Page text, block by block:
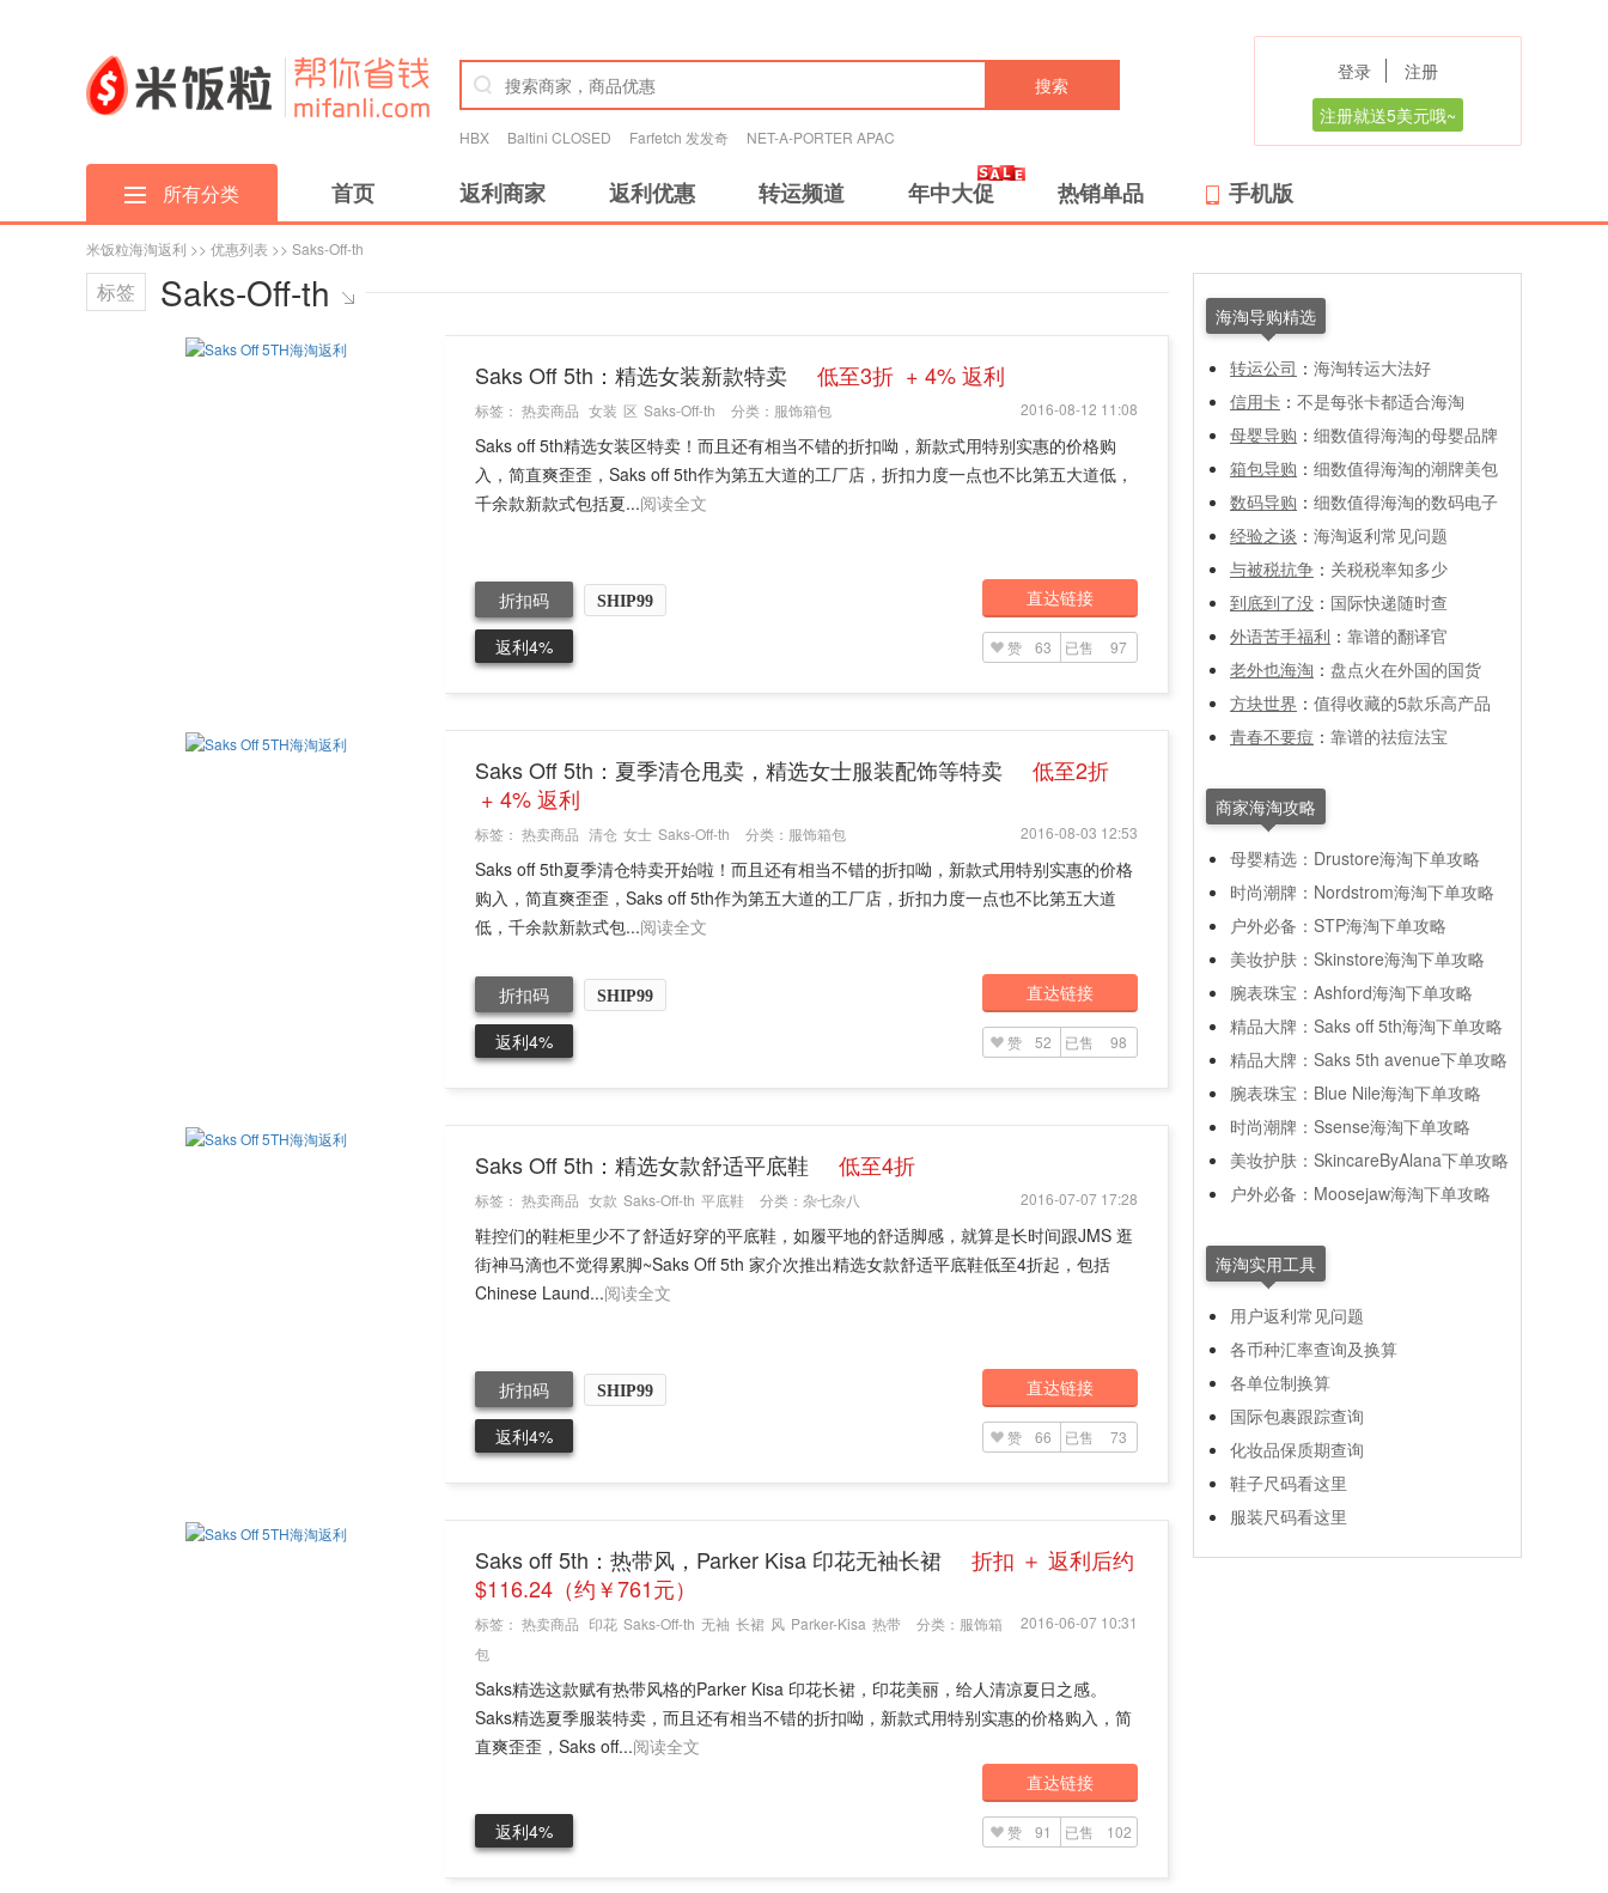
搜索
HBX Baltini CLOSED Farfetch 发发奇 NET-A-PORTER APAC
登录
注册
注册就送5美元哦~
所有分类 首页 返利商家 返利优惠 转运频道 年中大促 热销单品 手机版
米饭粒海淘返利 >> 优惠列表 >> Saks-Off-th
标签 Saks-Off-th
Saks Off 5th：精选女装新款特卖 低至3折 + 4% 返利
2016-08-12 11:08
标签： 热卖商品 女装 区 Saks-Off-th 分类： 服饰箱包
Saks off 5th精选女装区特卖！而且还有相当不错的折扣呦，新款式用特别实惠的价格购
入，简直爽歪歪，Saks off 5th作为第五大道的工厂店，折扣力度一点也不比第五大道低，
千余款新款式包括夏...阅读全文
折扣码 SHIP99
返利4%
直达链接
赞 63 已售 97
Saks Off 5th：夏季清仓甩卖，精选女士服装配饰等特卖
低至2折
+ 4% 返利
2016-08-03 12:53
标签： 热卖商品 清仓 女士 Saks-Off-th 分类： 服饰箱包
Saks off 5th夏季清仓特卖开始啦！而且还有相当不错的折扣呦，新款式用特别实惠的价格
购入，简直爽歪歪，Saks off 5th作为第五大道的工厂店，折扣力度一点也不比第五大道
低，千余款新款式包...阅读全文
折扣码 SHIP99
返利4%
直达链接
赞 52 已售 98
Saks Off 5th：精选女款舒适平底鞋 低至4折
2016-07-07 17:28
标签： 热卖商品 女款 Saks-Off-th 平底鞋 分类： 杂七杂八
鞋控们的鞋柜里少不了舒适好穿的平底鞋，如履平地的舒适脚感，就算是长时间跟JMS 逛
街神马滴也不觉得累脚~Saks Off 5th 家介次推出精选女款舒适平底鞋低至4折起，包括
Chinese Laund...阅读全文
折扣码 SHIP99
返利4%
直达链接
赞 66 已售 73
Saks off 5th：热带风，Parker Kisa 印花无袖长裙
折扣 ＋ 返利后约
$116.24（约￥761元）
2016-06-07 10:31
标签： 热卖商品 印花 Saks-Off-th 无袖 长裙 风 Parker-Kisa 热带 分类： 服饰箱
包
Saks精选这款赋有热带风格的Parker Kisa 印花长裙，印花美丽，给人清凉夏日之感。
Saks精选夏季服装特卖，而且还有相当不错的折扣呦，新款式用特别实惠的价格购入，简
直爽歪歪，Saks off...阅读全文
返利4%
直达链接
赞 91 已售 102
海淘导购精选
转运公司 ： 海淘转运大法好
信用卡 ： 不是每张卡都适合海淘
母婴导购 ： 细数值得海淘的母婴品牌
箱包导购 ： 细数值得海淘的潮牌美包
数码导购 ： 细数值得海淘的数码电子
经验之谈 ： 海淘返利常见问题
与被税抗争 ： 关税税率知多少
到底到了没 ： 国际快递随时查
外语苦手福利 ： 靠谱的翻译官
老外也海淘 ： 盘点火在外国的国货
方块世界 ： 值得收藏的5款乐高产品
青春不要痘 ： 靠谱的祛痘法宝
商家海淘攻略
母婴精选：Drustore海淘下单攻略
时尚潮牌：Nordstrom海淘下单攻略
户外必备：STP海淘下单攻略
美妆护肤：Skinstore海淘下单攻略
腕表珠宝：Ashford海淘下单攻略
精品大牌：Saks off 5th海淘下单攻略
精品大牌：Saks 5th avenue下单攻略
腕表珠宝：Blue Nile海淘下单攻略
时尚潮牌：Ssense海淘下单攻略
美妆护肤：SkincareByAlana下单攻略
户外必备：Moosejaw海淘下单攻略
海淘实用工具
用户返利常见问题
各币种汇率查询及换算
各单位制换算
国际包裹跟踪查询
化妆品保质期查询
鞋子尺码看这里
服装尺码看这里